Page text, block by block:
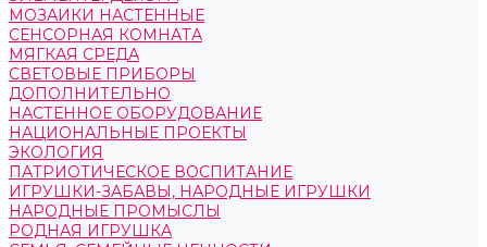
МОЗАИКИ НАСТЕННЫЕ
СЕНСОРНАЯ КОМНАТА
МЯГКАЯ СРЕДА
СВЕТОВЫЕ ПРИБОРЫ
ДОПОЛНИТЕЛЬНО
НАСТЕННОЕ ОБОРУДОВАНИЕ
НАЦИОНАЛЬНЫЕ ПРОЕКТЫ
ЭКОЛОГИЯ
ПАТРИОТИЧЕСКОЕ ВОСПИТАНИЕ
ИГРУШКИ-ЗАБАВЫ, НАРОДНЫЕ ИГРУШКИ
НАРОДНЫЕ ПРОМЫСЛЫ
РОДНАЯ ИГРУШКА